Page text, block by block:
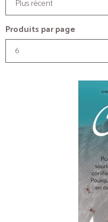
Produits par page